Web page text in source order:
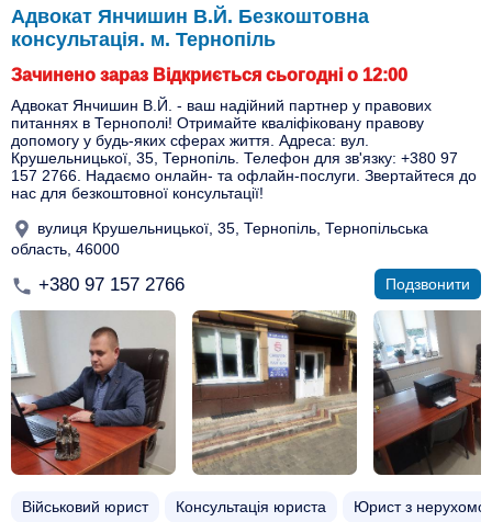
Адвокат Янчишин В.Й. Безкоштовна
консультація. м. Тернопіль
Зачинено зараз Відкриється сьогодні о 12:00
Адвокат Янчишин В.Й. - ваш надійний партнер у правових
питаннях в Тернополі! Отримайте кваліфіковану правову
допомогу у будь-яких сферах життя. Адреса: вул.
Крушельницької, 35, Тернопіль. Телефон для зв'язку: +380 97
157 2766. Надаємо онлайн- та офлайн-послуги. Звертайтеся до
нас для безкоштовної консультації!
вулиця Крушельницької, 35, Тернопіль, Тернопільська
область, 46000
+380 97 157 2766 Подзвонити
Військовий юрист Консультація юриста Юрист з